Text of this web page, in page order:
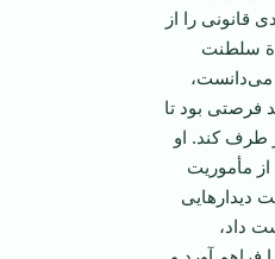
قانونی‌ را از
سلطنت‌
می‌دانست‌،
فرصتی‌ بود تا
طرف‌ كند. او
از مأموریت‌
دیدارهایی‌
داد،